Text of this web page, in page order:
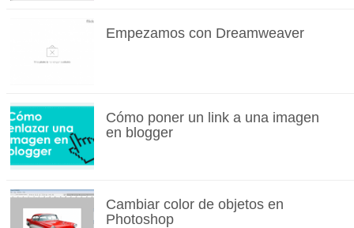
Empezamos con Dreamweaver
Cómo poner un link a una imagen
en blogger
Cambiar color de objetos en
Photoshop